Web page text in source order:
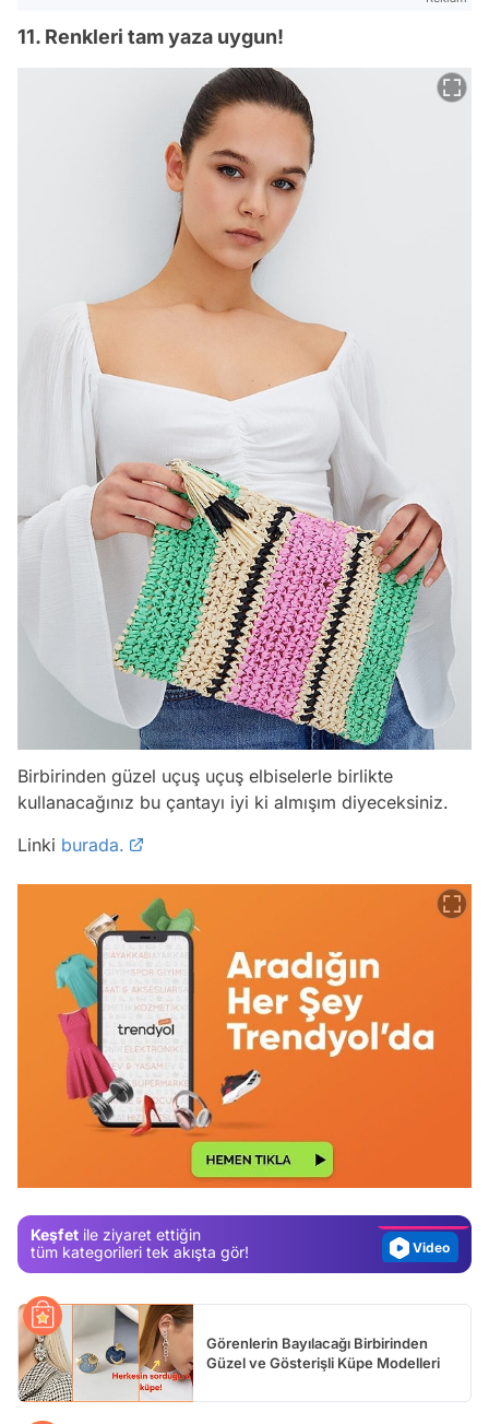
11. Renkleri tam yaza uygun!
Birbirinden güzel uçuş uçuş elbiselerle birlikte
kullanacağınız bu çantayı iyi ki almışım diyeceksiniz.
Linki burada.
Keşfet ile ziyaret ettiğin
tüm kategorileri tek akışta gör!
Video
Görenlerin Bayılacağı Birbirinden
Güzel ve Gösterişli Küpe Modelleri